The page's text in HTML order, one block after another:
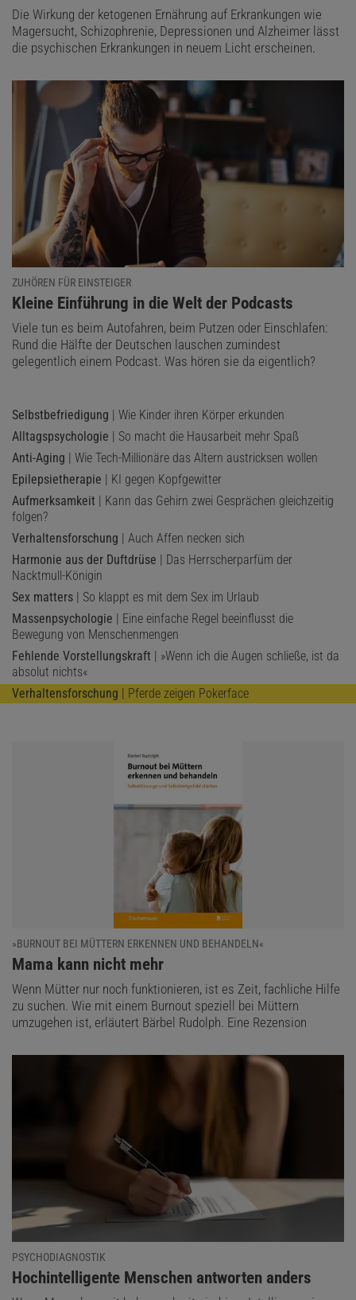
Die Wirkung der ketogenen Ernährung auf Erkrankungen wie
Magersucht, Schizophrenie, Depressionen und Alzheimer lässt
die psychischen Erkrankungen in neuem Licht erscheinen.
ZUHÖREN FÜR EINSTEIGER
:
Kleine Einführung in die Welt der Podcasts
Viele tun es beim Autofahren, beim Putzen oder Einschlafen:
Rund die Hälfte der Deutschen lauschen zumindest
gelegentlich einem Podcast. Was hören sie da eigentlich?
Selbstbefriedigung | Wie Kinder ihren Körper erkunden
Alltagspsychologie | So macht die Hausarbeit mehr Spaß
Anti-Aging | Wie Tech-Millionäre das Altern austricksen wollen
Epilepsietherapie | KI gegen Kopfgewitter
Aufmerksamkeit | Kann das Gehirn zwei Gesprächen gleichzeitig
folgen?
Verhaltensforschung | Auch Affen necken sich
Harmonie aus der Duftdrüse | Das Herrscherparfüm der
Nacktmull-Königin
Sex matters | So klappt es mit dem Sex im Urlaub
Massenpsychologie | Eine einfache Regel beeinflusst die
Bewegung von Menschenmengen
Fehlende Vorstellungskraft | »Wenn ich die Augen schließe, ist da
absolut nichts«
Verhaltensforschung | Pferde zeigen Pokerface
»BURNOUT BEI MÜTTERN ERKENNEN UND BEHANDELN«
:
Mama kann nicht mehr
Wenn Mütter nur noch funktionieren, ist es Zeit, fachliche Hilfe
zu suchen. Wie mit einem Burnout speziell bei Müttern
umzugehen ist, erläutert Bärbel Rudolph. Eine Rezension
PSYCHODIAGNOSTIK
:
Hochintelligente Menschen antworten anders